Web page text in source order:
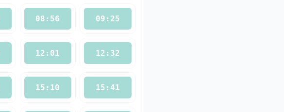
08:56 09:25
12:01 12:32
15:10 15:41